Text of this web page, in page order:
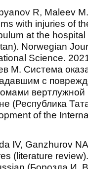
R, Maleev
with injuries of
at the
Norwegian
Science.
М. Система
с
вертлужной
(Республика
of the
IV, Ganzhurov
(literature